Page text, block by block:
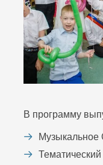
В программу
Музыкальное